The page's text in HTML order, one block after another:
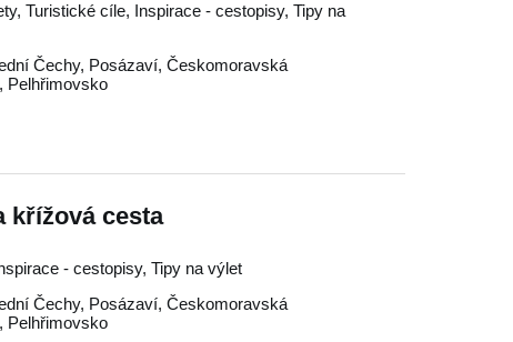
Turistické cíle, Inspirace - cestopisy, Tipy na
Čechy, Posázaví, Českomoravská
Pelhřimovsko
křížová cesta
- cestopisy, Tipy na výlet
Čechy, Posázaví, Českomoravská
Pelhřimovsko